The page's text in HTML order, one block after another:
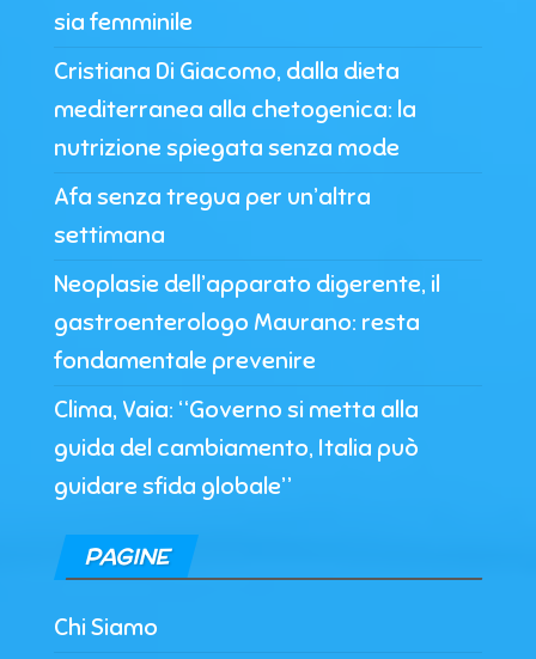
sia femminile
Cristiana Di Giacomo, dalla dieta
mediterranea alla chetogenica: la
nutrizione spiegata senza mode
Afa senza tregua per un’altra
settimana
Neoplasie dell’apparato digerente, il
gastroenterologo Maurano: resta
fondamentale prevenire
Clima, Vaia: “Governo si metta alla
guida del cambiamento, Italia può
guidare sfida globale”
PAGINE
Chi Siamo